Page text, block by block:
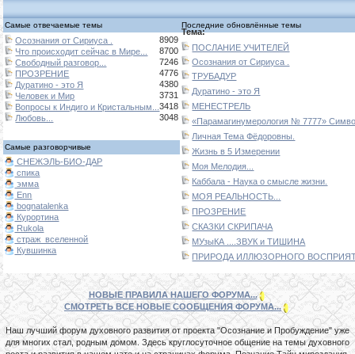
Самые отвечаемые темы Последние обновлённые темы
Осознания от Сириуса .
8909
Что происходит сейчас в Мире...
8700
Свободный разговор...
7246
ПРОЗРЕНИЕ
4776
Дуратино - это Я
4380
Человек и Мир
3731
Вопросы к Индиго и Кристальным...3418
Любовь...
3048
Тема:
ПОСЛАНИЕ УЧИТЕЛЕЙ
Осознания от Сириуса .
ТРУБАДУР
Дуратино - это Я
МЕНЕСТРЕЛЬ
«Парамагинумерология № 7777»
Личная Тема Фёдоровны.
Жизнь в 5 Измерении
Моя Мелодия...
Каббала - Наука о смысле жизни.
МОЯ РЕАЛЬНОСТЬ...
ПРОЗРЕНИЕ
СКАЗКИ СКРИПАЧА
МУзыКА ....ЗВУК и ТИШИНА
ПРИРОДА ИЛЛЮЗОРНОГО
Самые разговорчивые
СНЕЖЭЛЬ-БИО-ДАР
спика
эмма
Enn
bognatalenka
Курортина
Rukola
страж_вселенной
Кувшинка
НОВЫЕ ПРАВИЛА НАШЕГО ФОРУМА...
СМОТРЕТЬ ВСЕ НОВЫЕ СООБЩЕНИЯ ФОРУМА...
Наш лучший форум духовного развития от проекта "Осознание и Пробуждение" уже
для многих стал, родным домом. Здесь круглосуточное общение на темы духовного